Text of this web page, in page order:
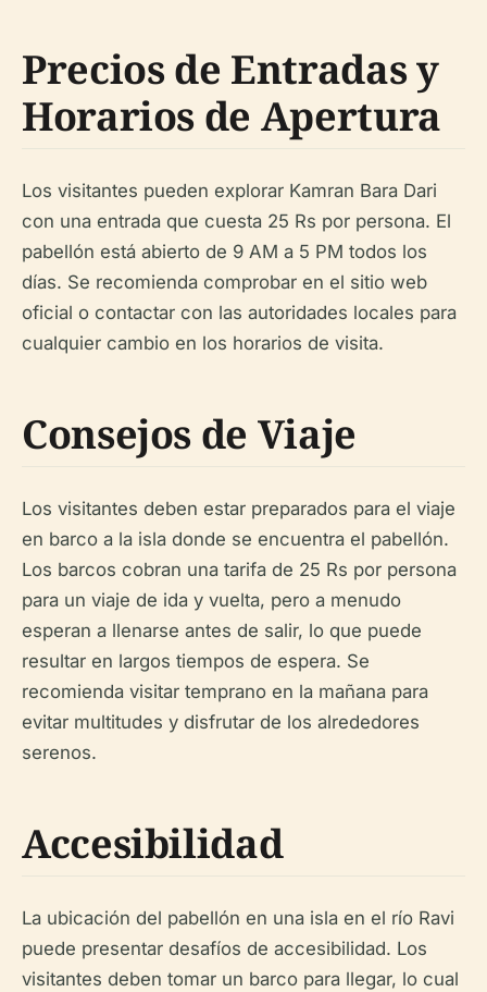
Precios de Entradas y
Horarios de Apertura
Los visitantes pueden explorar Kamran Bara Dari
con una entrada que cuesta 25 Rs por persona. El
pabellón está abierto de 9 AM a 5 PM todos los
días. Se recomienda comprobar en el sitio web
oficial o contactar con las autoridades locales para
cualquier cambio en los horarios de visita.
Consejos de Viaje
Los visitantes deben estar preparados para el viaje
en barco a la isla donde se encuentra el pabellón.
Los barcos cobran una tarifa de 25 Rs por persona
para un viaje de ida y vuelta, pero a menudo
esperan a llenarse antes de salir, lo que puede
resultar en largos tiempos de espera. Se
recomienda visitar temprano en la mañana para
evitar multitudes y disfrutar de los alrededores
serenos.
Accesibilidad
La ubicación del pabellón en una isla en el río Ravi
puede presentar desafíos de accesibilidad. Los
visitantes deben tomar un barco para llegar, lo cual